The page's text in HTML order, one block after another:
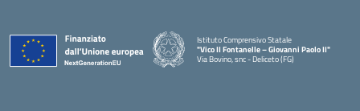
Istituto Comprensivo Statale
"Vico II Fontanelle – Giovanni Paolo II"
Via Bovino, snc - Deliceto (FG)